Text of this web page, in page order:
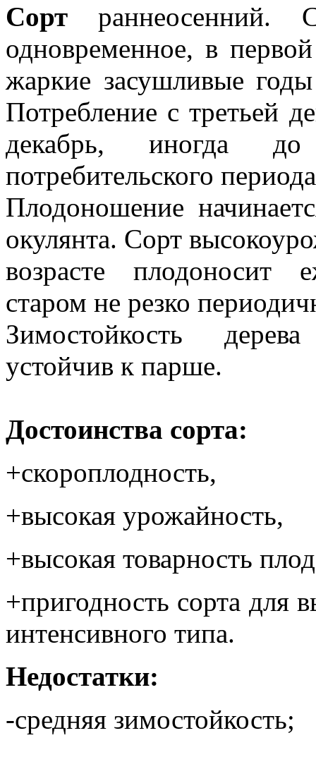
Сорт раннеосенний.
одновременное, в
жаркие засушливые
Потребление с третьей
декабрь, иногда
потребительского
Плодоношение
окулянта. Сорт
возрасте плодоносит
старом не резко
Зимостойкость
устойчив к парше.
Достоинства сорта:
+скороплодность,
+высокая урожайность,
+высокая товарность
+пригодность сорта для
интенсивного типа.
Недостатки:
-средняя зимостойкость;